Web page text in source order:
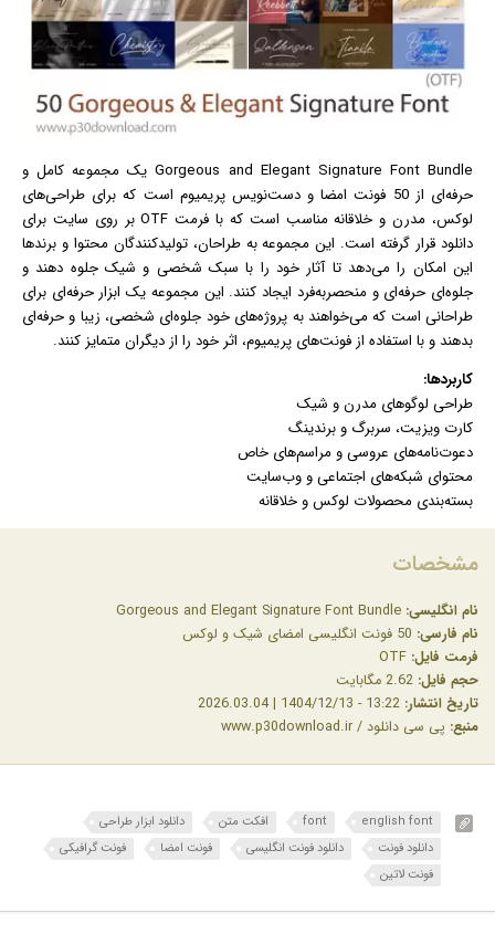
Gorgeous and Elegant Signature Font Bundle یک مجموعه کامل و
حرفه‌ای از 50
فونتامضا و دست‌نویس پریمیوم است که برای طراحی‌های
لوکس، مدرن و خلاقانه مناسب است که با فرمت OTF بر روی سایت برای
دانلود قرار گرفته است. این مجموعه به طراحان، تولیدکنندگان محتوا و برندها
این امکان را می‌دهد تا آثار خود را با سبک شخصی و شیک جلوه دهند و
جلوه‌ای حرفه‌ای و منحصربه‌فرد ایجاد کنند. این مجموعه یک ابزار حرفه‌ای برای
طراحانی است که می‌خواهند به پروژه‌های خود جلوه‌ای شخصی، زیبا و حرفه‌ای
بدهند و با استفاده از فونت‌های پریمیوم، اثر خود را از دیگران متمایز کنند.
کاربردها:
طراحی لوگوهای مدرن و شیک
کارت ویزیت، سربرگ و برندینگ
دعوت‌نامه‌های عروسی و مراسم‌های خاص
محتوای شبکه‌های اجتماعی و وب‌سایت
بسته‌بندی محصولات لوکس و خلاقانه
مشخصات
نام انگلیسی:
نام فارسی:
فرمت فایل:
حجم فایل:
تاریخ انتشار:
منبع: پی سی دانلود / www.p30download.ir
english font
font افکت متن
دانلود ابزار طراحی
دانلود فونت
دانلود فونت انگلیسی فونت امضا
فونت گرافیکی
فونت لاتین